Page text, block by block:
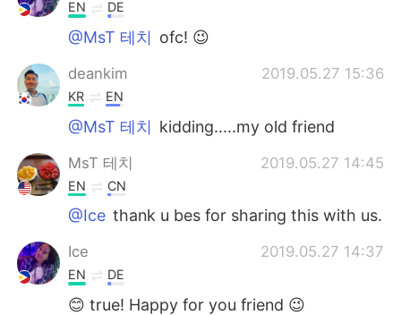
EN DE
@MsT 테치 ofc! 😉
deankim 2019.05.27 15:36
KR EN
@MsT 테치 kidding.....my old friend
MsT 테치 2019.05.27 14:45
EN CN
@Ice thank u bes for sharing this with us.
Ice 2019.05.27 14:37
EN DE
😊 true! Happy for you friend 😉